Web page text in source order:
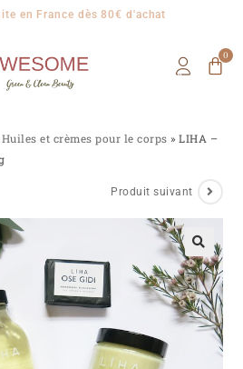
en France dès 80€ d'achat
0
Huiles et crèmes pour le corps » LIHA –
Produit suivant
🔍